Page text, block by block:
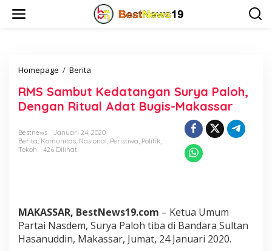
Homepage / Berita
S
S
a
b
u
t
a
n
g
RMS Sambut Kedatangan Surya Paloh,
Dengan Ritual Adat Bugis-Makassar
Bestnews
Januari 24, 2020
Berita, Komunitas, Nasional, Peristiwa, Politik,
Tokoh
426 Dilihat
MAKASSAR, BestNews19.com – Ketua Umum
Partai Nasdem, Surya Paloh tiba di Bandara Sultan
Hasanuddin, Makassar, Jumat, 24 Januari 2020.